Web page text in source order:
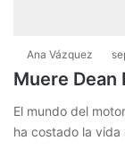
Ana Vázquez
Muere Dean
El mundo del
ha costado la vida